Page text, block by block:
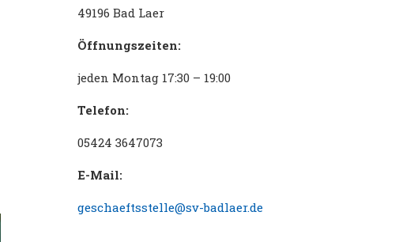
49196 Bad Laer
Öffnungszeiten:
jeden Montag 17:30 – 19:00
Telefon:
05424 3647073
E-Mail:
geschaeftsstelle@sv-badlaer.de